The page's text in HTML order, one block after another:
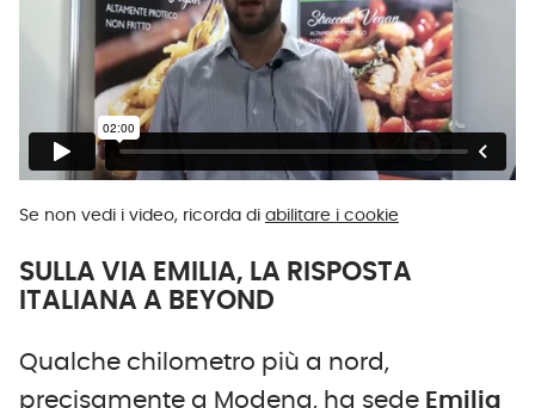
Se non vedi i video, ricorda di abilitare i cookie
SULLA VIA EMILIA, LA RISPOSTA
ITALIANA A BEYOND
Qualche chilometro più a nord,
precisamente a Modena, ha sede Emilia